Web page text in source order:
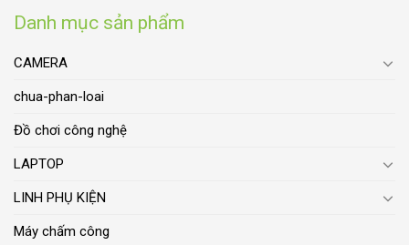
Danh mục sản phẩm
CAMERA
chua-phan-loai
Đồ chơi công nghệ
LAPTOP
LINH PHỤ KIỆN
Máy chấm công